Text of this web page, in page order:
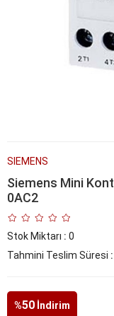
SIEMENS
Siemens Mini
0AC2
Stok Miktarı : 0
Tahmini Teslim Süresi :
%50 İndirim